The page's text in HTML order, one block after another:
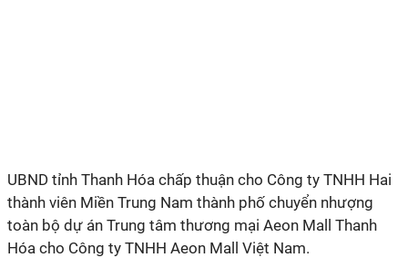
UBND tỉnh Thanh Hóa chấp thuận cho Công ty TNHH Hai
thành viên Miền Trung Nam thành phố chuyển nhượng
toàn bộ dự án Trung tâm thương mại Aeon Mall Thanh
Hóa cho Công ty TNHH Aeon Mall Việt Nam.